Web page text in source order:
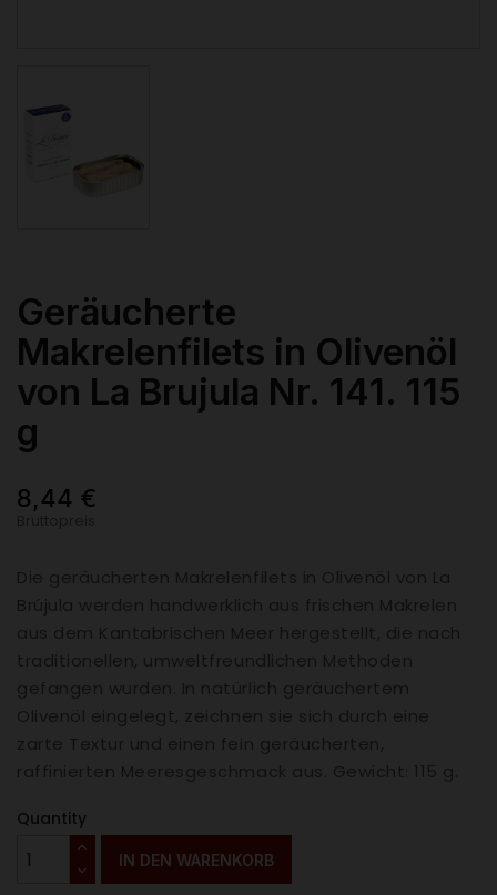
Geräucherte
Makrelenfilets in Olivenöl
von La Brujula Nr. 141. 115
g
8,44 €
Quantity
IN DEN WARENKORB